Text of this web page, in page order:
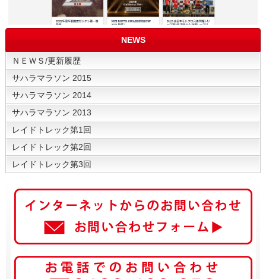
NEWS
ＮＥＷＳ/更新履歴
サハラマラソン 2015
サハラマラソン 2014
サハラマラソン 2013
レイドトレック第1回
レイドトレック第2回
レイドトレック第3回